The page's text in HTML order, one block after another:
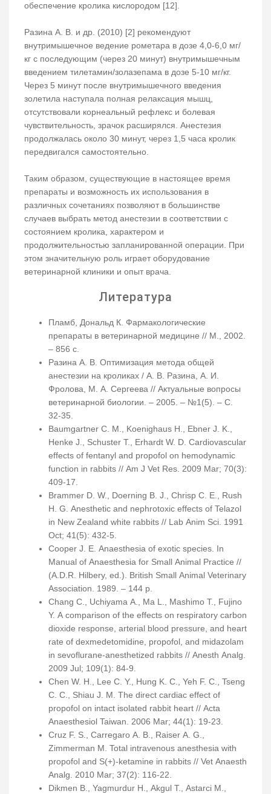
обеспечение кролика кислородом [12].
Разина А. В. и др. (2010) [2] рекомендуют
внутримышечное ведение рометара в дозе 4,0-6,0 мг/
кг с последующим (через 20 минут) внутримышечным
введением тилетамин/золазепама в дозе 5-10 мг/кг.
Через 5 минут после внутримышечного введения
золетила наступала полная релаксация мышц,
отсутствовали корнеальный рефлекс и болевая
чувствительность, зрачок расширялся. Анестезия
продолжалась около 30 минут, через 1,5 часа кролик
передвигался самостоятельно.
Таким образом, существующие в настоящее время
препараты и возможность их использования в
различных сочетаниях позволяют в большинстве
случаев выбрать метод анестезии в соответствии с
состоянием кролика, характером и
продолжительностью запланированной операции. При
этом значительную роль играет оборудование
ветеринарной клиники и опыт врача.
Литература
Пламб, Дональд К. Фармакологические
препараты в ветеринарной медицине // М., 2002.
– 856 с.
Разина А. В. Оптимизация метода общей
анестезии на кроликах / А. В. Разина, А. И.
Фролова, М. А. Сергеева // Актуальные вопросы
ветеринарной биологии. – 2005. – №1(5). – С.
32-35.
Baumgartner C. M., Koenighaus H., Ebner J. K.,
Henke J., Schuster T., Erhardt W. D. Cardiovascular
effects of fentanyl and propofol on hemodynamic
function in rabbits // Am J Vet Res. 2009 Mar; 70(3):
409-17.
Brammer D. W., Doerning B. J., Chrisp C. E., Rush
H. G. Anesthetic and nephrotoxic effects of Telazol
in New Zealand white rabbits // Lab Anim Sci. 1991
Oct; 41(5): 432-5.
Cooper J. E. Anaesthesia of exotic species. In
Manual of Anaesthesia for Small Animal Practice //
(A.D.R. Hilbery, ed.). British Small Animal Veterinary
Association. 1989. – 144 р.
Chang C., Uchiyama A., Ma L., Mashimo T., Fujino
Y. A comparison of the effects on respiratory carbon
dioxide response, arterial blood pressure, and heart
rate of dexmedetomidine, propofol, and midazolam
in sevoflurane-anesthetized rabbits // Anesth Analg.
2009 Jul; 109(1): 84-9.
Chen W. H., Lee C. Y., Hung K. C., Yeh F. C., Tseng
C. C., Shiau J. M. The direct cardiac effect of
propofol on intact isolated rabbit heart // Acta
Anaesthesiol Taiwan. 2006 Mar; 44(1): 19-23.
Cruz F. S., Carregaro A. B., Raiser A. G.,
Zimmerman M. Total intravenous anesthesia with
propofol and S(+)-ketamine in rabbits // Vet Anaesth
Analg. 2010 Mar; 37(2): 116-22.
Dikmen B., Yagmurdur H., Akgul T., Astarci M.,